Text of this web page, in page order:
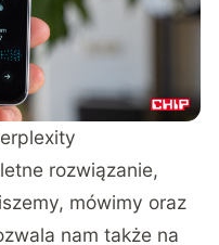
rozwiązanie,
mówimy oraz
nam także na